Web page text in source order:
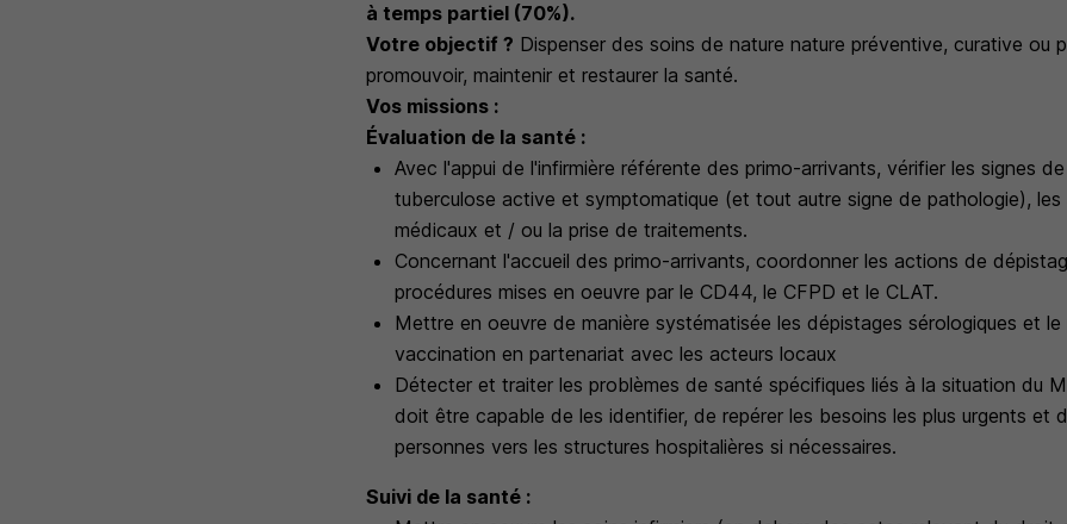
à temps partiel (70%).
Votre objectif ? Dispenser des soins de nature nature préventive, curative ou
promouvoir, maintenir et restaurer la santé.
Vos missions :
Évaluation de la santé :
Avec l'appui de l'infirmière référente des primo-arrivants, vérifier les signes
tuberculose active et symptomatique (et tout autre signe de pathologie),
médicaux et / ou la prise de traitements.
Concernant l'accueil des primo-arrivants, coordonner les actions de
procédures mises en oeuvre par le CD44, le CFPD et le CLAT.
Mettre en oeuvre de manière systématisée les dépistages sérologiques et le
vaccination en partenariat avec les acteurs locaux
Détecter et traiter les problèmes de santé spécifiques liés à la situation du
doit être capable de les identifier, de repérer les besoins les plus urgents et
personnes vers les structures hospitalières si nécessaires.
Suivi de la santé :